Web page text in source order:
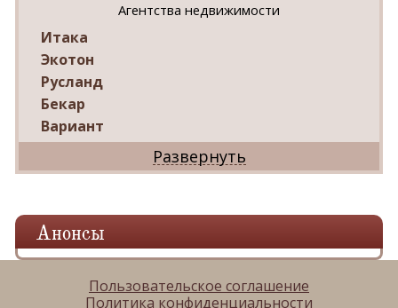
Агентства недвижимости
Итака
Экотон
Русланд
Бекар
Вариант
Дриада
Реал
Ваш Дом
Александр
Мир квартир
Панорама
Анонсы
Пользовательское соглашение
Политика конфиденциальности